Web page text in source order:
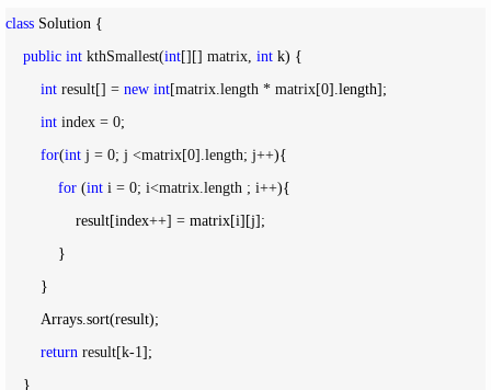
class Solution {
public int kthSmallest(int[][] matrix, int k) {
int result[] = new int[matrix.length * matrix[0].length];
int index = 0;
for(int j = 0; j <matrix[0].length; j++){
for (int i = 0; i<matrix.length ; i++){
                result[index
++] = matrix[i][j];
return result[k-1 ];